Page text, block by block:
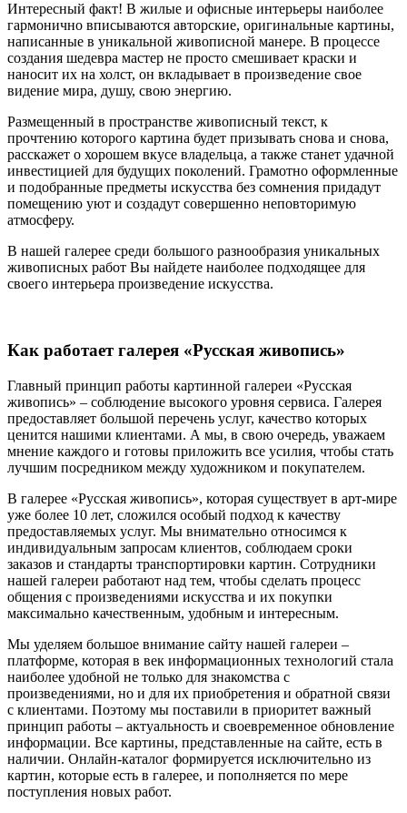
Интересный факт! В жилые и офисные интерьеры наиболее
гармонично вписываются авторские, оригинальные картины,
написанные в уникальной живописной манере. В процессе
создания шедевра мастер не просто смешивает краски и
наносит их на холст, он вкладывает в произведение свое
видение мира, душу, свою энергию.
Размещенный в пространстве живописный текст, к
прочтению которого картина будет призывать снова и снова,
расскажет о хорошем вкусе владельца, а также станет удачной
инвестицией для будущих поколений. Грамотно оформленные
и подобранные предметы искусства без сомнения придадут
помещению уют и создадут совершенно неповторимую
атмосферу.
В нашей галерее среди большого разнообразия уникальных
живописных работ Вы найдете наиболее подходящее для
своего интерьера произведение искусства.
Как работает галерея «Русская живопись»
Главный принцип работы картинной галереи «Русская
живопись» – соблюдение высокого уровня сервиса. Галерея
предоставляет большой перечень услуг, качество которых
ценится нашими клиентами. А мы, в свою очередь, уважаем
мнение каждого и готовы приложить все усилия, чтобы стать
лучшим посредником между художником и покупателем.
В галерее «Русская живопись», которая существует в арт-мире
уже более 10 лет, сложился особый подход к качеству
предоставляемых услуг. Мы внимательно относимся к
индивидуальным запросам клиентов, соблюдаем сроки
заказов и стандарты транспортировки картин. Сотрудники
нашей галереи работают над тем, чтобы сделать процесс
общения с произведениями искусства и их покупки
максимально качественным, удобным и интересным.
Мы уделяем большое внимание сайту нашей галереи –
платформе, которая в век информационных технологий стала
наиболее удобной не только для знакомства с
произведениями, но и для их приобретения и обратной связи
с клиентами. Поэтому мы поставили в приоритет важный
принцип работы – актуальность и своевременное обновление
информации. Все картины, представленные на сайте, есть в
наличии. Онлайн-каталог формируется исключительно из
картин, которые есть в галерее, и пополняется по мере
поступления новых работ.